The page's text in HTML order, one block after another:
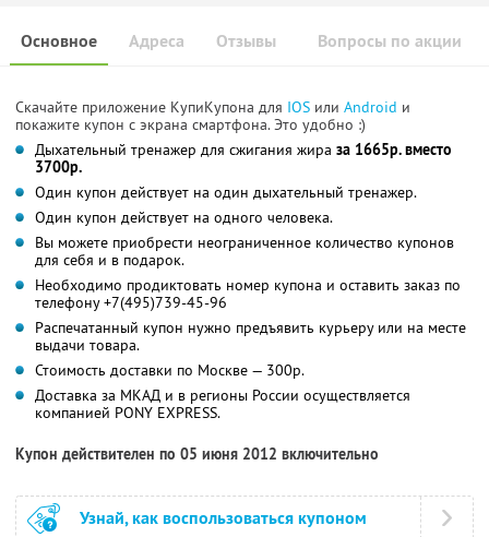
Основное Отзывы Вопросы по акции
Адреса
Скачайте приложение КупиКупона для IOS или Android и
покажите купон с экрана смартфона. Это удобно :)
Дыхательный тренажер для сжигания жира за 1665р. вместо
3700р.
Один купон действует на один дыхательный тренажер.
Один купон действует на одного человека.
Вы можете приобрести неограниченное количество купонов
для себя и в подарок.
Необходимо продиктовать номер купона и оставить заказ по
телефону +7(495)739-45-96
Распечатанный купон нужно предъявить курьеру или на месте
выдачи товара.
Стоимость доставки по Москве — 300р.
Доставка за МКАД и в регионы России осуществляется
компанией PONY EXPRESS.
Купон действителен по 05 июня 2012 включительно
Узнай, как воспользоваться купоном